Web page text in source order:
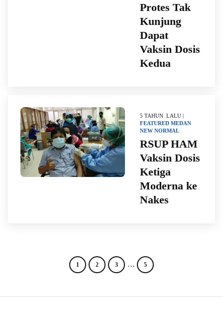
Protes Tak
Kunjung
Dapat
Vaksin Dosis
Kedua
5 TAHUN LALU |
FEATURED MEDAN
NEW NORMAL
RSUP HAM
Vaksin Dosis
Ketiga
Moderna ke
Nakes
1 2 3 … 5